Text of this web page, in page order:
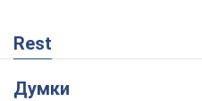
Rest
Думки